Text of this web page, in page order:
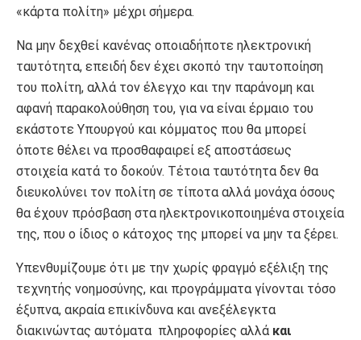
«κάρτα πολίτη» μέχρι σήμερα.
Να μην δεχθεί κανένας οποιαδήποτε ηλεκτρονική
ταυτότητα, επειδή δεν έχει σκοπό την ταυτοποίηση
του πολίτη, αλλά τον έλεγχο και την παράνομη και
αφανή παρακολούθηση του, για να είναι έρμαιο του
εκάστοτε Υπουργού και κόμματος που θα μπορεί
όποτε θέλει να προσθαφαιρεί εξ αποστάσεως
στοιχεία κατά το δοκούν. Τέτοια ταυτότητα δεν θα
διευκολύνει τον πολίτη σε τίποτα αλλά μονάχα όσους
θα έχουν πρόσβαση στα ηλεκτρονικοποιημένα στοιχεία
της, που ο ίδιος ο κάτοχος της μπορεί να μην τα ξέρει.
Υπενθυμίζουμε ότι με την χωρίς φραγμό εξέλιξη της
τεχνητής νοημοσύνης, και προγράμματα γίνονται τόσο
έξυπνα, ακραία επικίνδυνα και ανεξέλεγκτα
διακινώντας αυτόματα πληροφορίες αλλά και